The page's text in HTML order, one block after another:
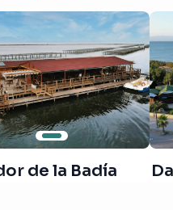
de la Badía